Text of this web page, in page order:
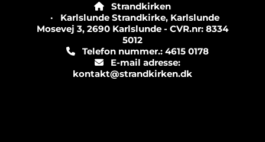

Strandkirken
· Karlslunde Strandkirke, Karlslunde
Mosevej 3, 2690 Karlslunde - CVR.nr: 8334
5012
Telefon nummer.: 4615 0178
E-mail adresse:
kontakt@strandkirken.dk